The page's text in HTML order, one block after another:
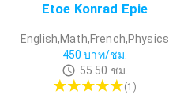
Etoe Konrad Epie
English,Math,French,Physics
450 บาท/ชม.
55.50 ชม.
(1 )